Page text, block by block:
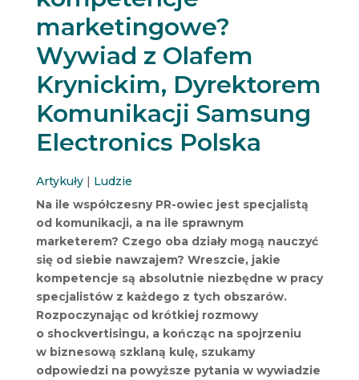
marketingowe?
Wywiad z Olafem
Krynickim, Dyrektorem
Komunikacji Samsung
Electronics Polska
Artykuły| Ludzie
Na ile współczesny PR-owiec jest specjalistą
od komunikacji, a na ile sprawnym
marketerem? Czego oba działy mogą nauczyć
się od siebie nawzajem? Wreszcie, jakie
kompetencje są absolutnie niezbędne w pracy
specjalistów z każdego z tych obszarów.
Rozpoczynając od krótkiej rozmowy
o shockvertisingu, a kończąc na spojrzeniu
w biznesową szklaną kulę, szukamy
odpowiedzi na powyższe pytania w wywiadzie